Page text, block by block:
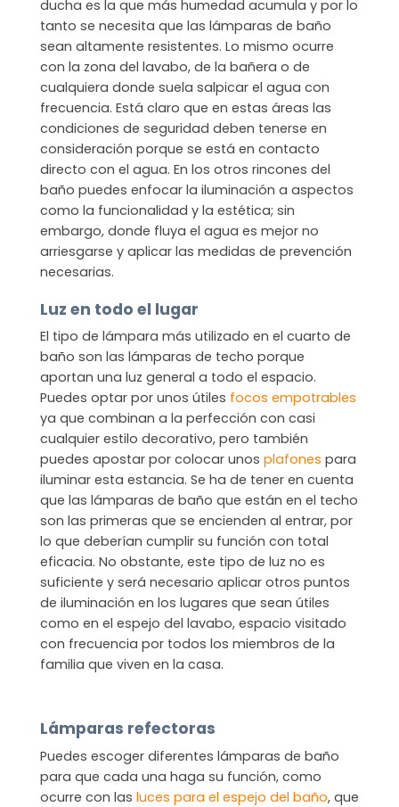
ducha es la que más humedad acumula y por lo
tanto se necesita que las lámparas de baño
sean altamente resistentes. Lo mismo ocurre
con la zona del lavabo, de la bañera o de
cualquiera donde suela salpicar el agua con
frecuencia. Está claro que en estas áreas las
condiciones de seguridad deben tenerse en
consideración porque se está en contacto
directo con el agua. En los otros rincones del
baño puedes enfocar la iluminación a aspectos
como la funcionalidad y la estética; sin
embargo, donde fluya el agua es mejor no
arriesgarse y aplicar las medidas de prevención
necesarias.
Luz en todo el lugar
El tipo de lámpara más utilizado en el cuarto de
baño son las lámparas de techo porque
aportan una luz general a todo el espacio.
Puedes optar por unos útiles focos empotrables
ya que combinan a la perfección con casi
cualquier estilo decorativo, pero también
puedes apostar por colocar unos plafones para
iluminar esta estancia. Se ha de tener en cuenta
que las lámparas de baño que están en el techo
son las primeras que se encienden al entrar, por
lo que deberían cumplir su función con total
eficacia. No obstante, este tipo de luz no es
suficiente y será necesario aplicar otros puntos
de iluminación en los lugares que sean útiles
como en el espejo del lavabo, espacio visitado
con frecuencia por todos los miembros de la
familia que viven en la casa.
Lámparas refectoras
Puedes escoger diferentes lámparas de baño
para que cada una haga su función, como
ocurre con las luces para el espejo del baño, que